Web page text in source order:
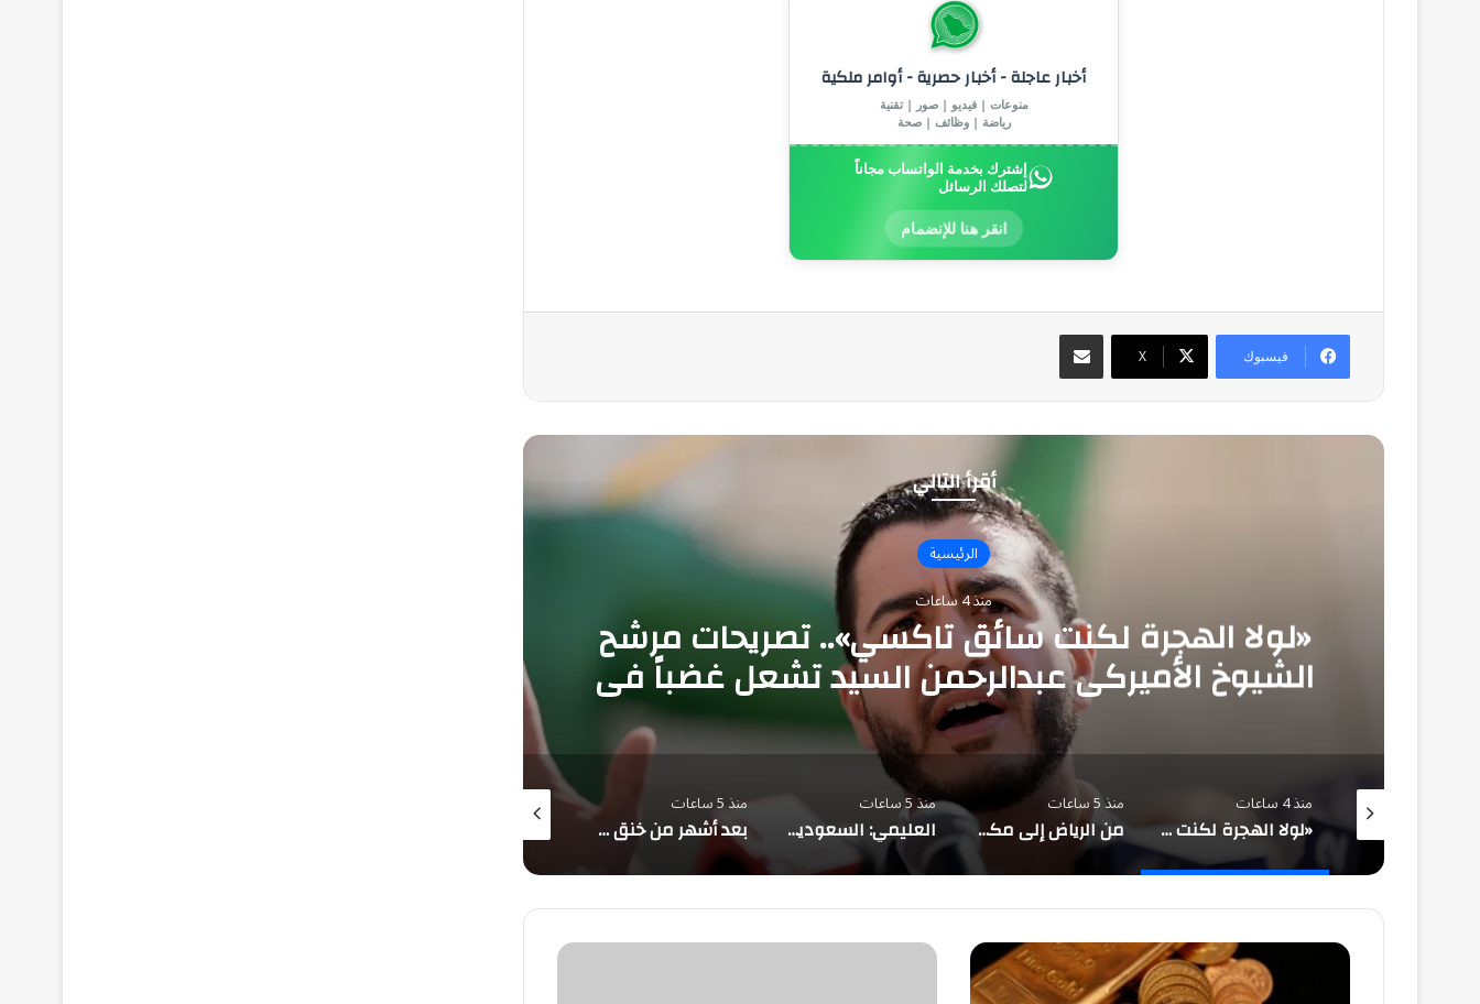
أخبار عاجلة - أخبار حصرية - أوامر ملكية
منوعات | فيديو | صور | تقنية
رياضة | وظائف | صحة
إشترك بخدمة الواتساب مجاناً
لتصلك الرسائل
انقر هنا للإنضمام
فيسبوك ‫X
مشاركة عبر البريد
أقرأ التالي
الرئيسية
منذ 4 ساعات
«لولا الهجرة لكنت سائق تاكسي».. تصريحات مرشح
الشيوخ الأميركي عبدالرحمن السيد تشعل غضباً في
مصر
حالة الطقس المتوقعة ليوم السبت
منذ 4 ساعات
«لولا الهجرة لكنت سائق تاكسي».. تصريحات مرشح الشيوخ الأميركي عبدالرحمن السيد تشعل غضباً في مصر
منذ 5 ساعات
من الرياض إلى مكة.. معالم المملكة تتوشح بأعلام الدول الثلاث احتفاءً بـ«اتفاقية مكة للدفاع المشترك»
منذ 5 ساعات
العليمي: السعودية شريك لا غنى عنه.. والتحالف البحري بقيادتها ركيزة أمن المنطقة
منذ 5 ساعات
بعد أشهر من خنق «حسابات التجميع».. إكس تهدم «مشاركة الأرباح» وتبني نظام دخل المبدعين الجديد على الأصالة
منذ 5 ساعات
هبوط ترامب